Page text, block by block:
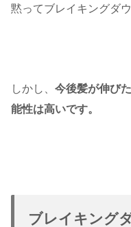
黙ってブレイキングダ
しかし、 今後髪が伸び
能性は高いです。
ブレイキング